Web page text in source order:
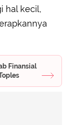
hal kecil,
Finansial